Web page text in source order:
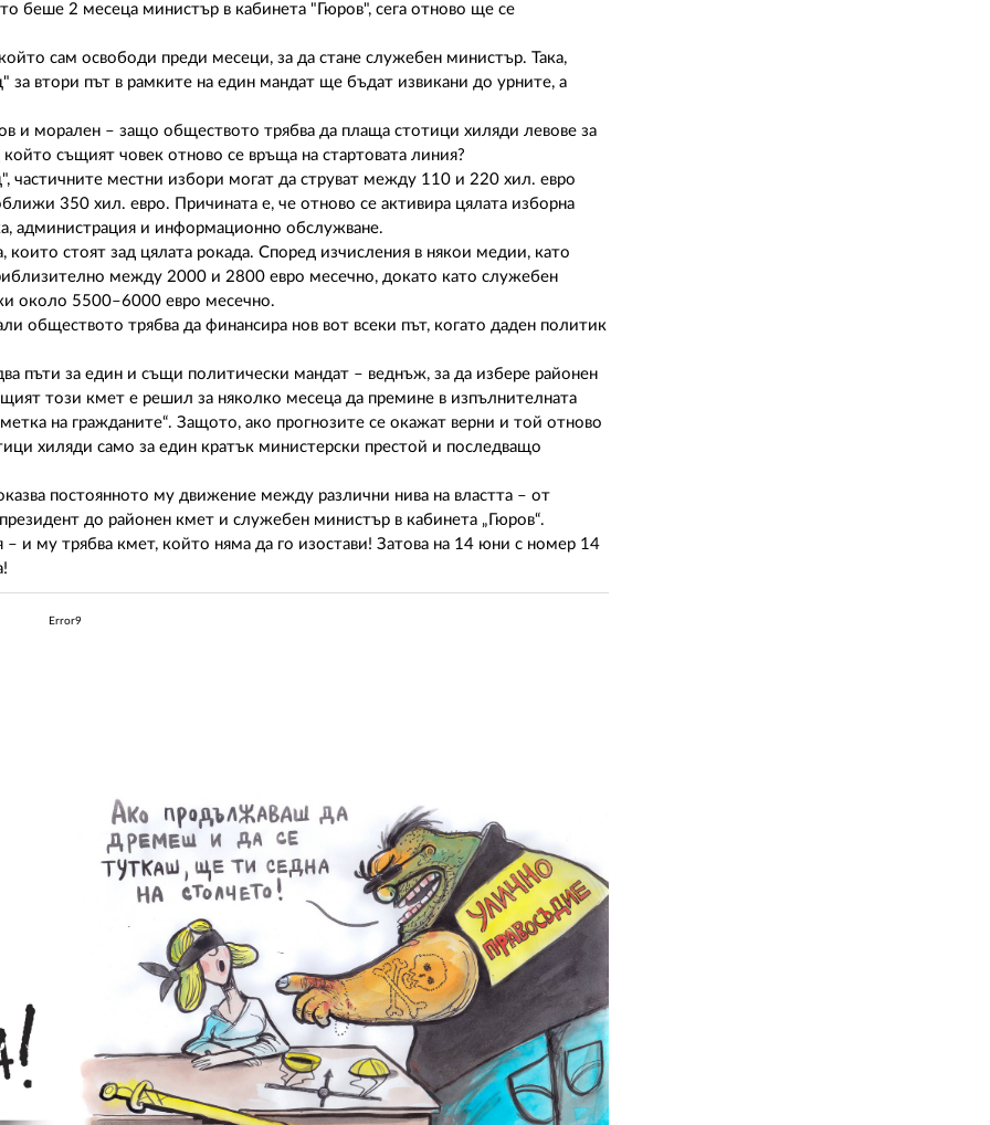
беше 2 месеца министър в кабинета "Гюров", сега отново ще се
сам освободи преди месеци, за да стане служебен министър. Така,
за втори път в рамките на един мандат ще бъдат извикани до урните, а
и морален – защо обществото трябва да плаща стотици хиляди левове за
същият човек отново се връща на стартовата линия?
частичните местни избори могат да струват между 110 и 220 хил. евро
350 хил. евро. Причината е, че отново се активира цялата изборна
администрация и информационно обслужване.
стоят зад цялата рокада. Според изчисления в някои медии, като
между 2000 и 2800 евро месечно, докато като служебен
около 5500–6000 евро месечно.
обществото трябва да финансира нов вот всеки път, когато даден политик
пъти за един и същи политически мандат – веднъж, за да избере районен
този кмет е решил за няколко месеца да премине в изпълнителната
на гражданите“. Защото, ако прогнозите се окажат верни и той отново
хиляди само за един кратък министерски престой и последващо
постоянното му движение между различни нива на властта – от
до районен кмет и служебен министър в кабинета „Гюров“.
и му трябва кмет, който няма да го изостави! Затова на 14 юни с номер 14
Error9